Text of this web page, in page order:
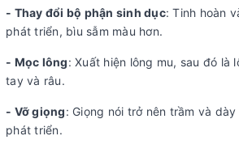
- Thay đổi bộ phận sinh dục: Tinh hoàn
phát triển, bìu sẫm màu hơn.
- Mọc lông: Xuất hiện lông mu, sau đó là
tay và râu.
- Vỡ giọng: Giọng nói trở nên trầm và
phát triển.